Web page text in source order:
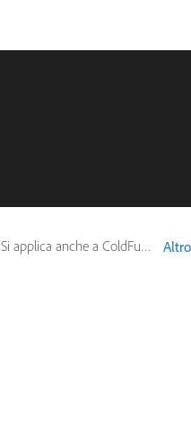
Si applica anche a ColdFusion Altro